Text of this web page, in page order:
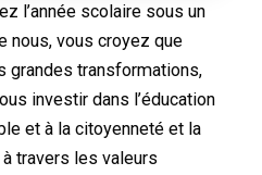
l’année scolaire sous un
nous, vous croyez que
grandes transformations,
investir dans l’éducation
et à la citoyenneté et la
travers les valeurs